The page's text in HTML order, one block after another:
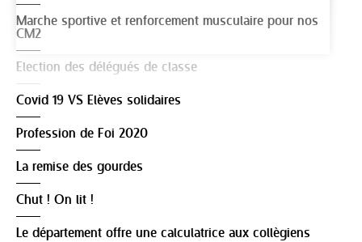
Marche sportive et renforcement musculaire pour nos
CM2
Election des délégués de classe
Covid 19 VS Elèves solidaires
Profession de Foi 2020
La remise des gourdes
Chut ! On lit !
Le département offre une calculatrice aux collègiens